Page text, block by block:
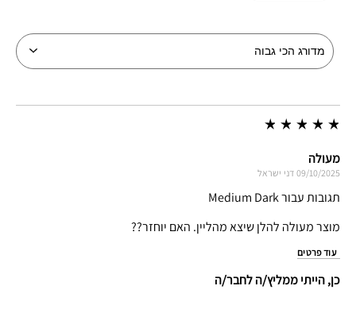
מעולה
09/10/2025 דני ישראל
תגובות עבור Medium Dark
מוצר מעולה להלן שיצא מהליין. האם יוחזר??
עוד פרטים
כן, הייתי ממליץ/ה לחבר/ה